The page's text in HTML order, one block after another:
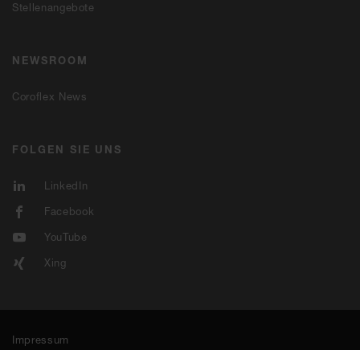
Stellenangebote
NEWSROOM
Coroflex News
FOLGEN SIE UNS
LinkedIn
Facebook
YouTube
Xing
Impressum